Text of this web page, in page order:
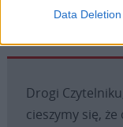
Data Deletion
Drogi
cieszymy się,